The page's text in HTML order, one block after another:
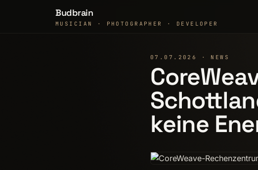
Budbrain
MUSICIAN · PHOTOGRAPHER · DEVELOPER
07.07.2026 · NEWS
keine